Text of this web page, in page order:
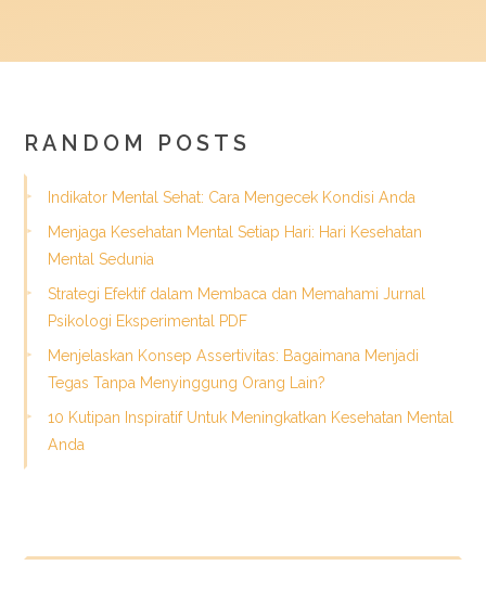
RANDOM POSTS
Indikator Mental Sehat: Cara Mengecek Kondisi Anda
Menjaga Kesehatan Mental Setiap Hari: Hari Kesehatan
Mental Sedunia
Strategi Efektif dalam Membaca dan Memahami Jurnal
Psikologi Eksperimental PDF
Menjelaskan Konsep Assertivitas: Bagaimana Menjadi
Tegas Tanpa Menyinggung Orang Lain?
10 Kutipan Inspiratif Untuk Meningkatkan Kesehatan Mental
Anda